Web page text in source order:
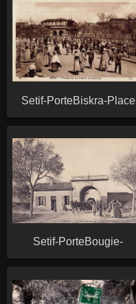
Setif-PorteBiskra-Place
Setif-PorteBougie-